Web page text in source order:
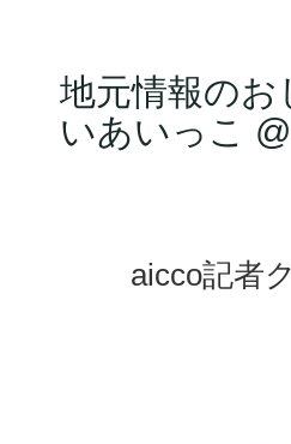
地元情報のお
いあいっこ
aicco記者